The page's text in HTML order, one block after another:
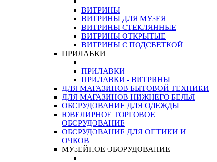
ВИТРИНЫ
ВИТРИНЫ ДЛЯ МУЗЕЯ
ВИТРИНЫ СТЕКЛЯННЫЕ
ВИТРИНЫ ОТКРЫТЫЕ
ВИТРИНЫ С ПОДСВЕТКОЙ
ПРИЛАВКИ
ПРИЛАВКИ
ПРИЛАВКИ - ВИТРИНЫ
ДЛЯ МАГАЗИНОВ БЫТОВОЙ ТЕХНИКИ
ДЛЯ МАГАЗИНОВ НИЖНЕГО БЕЛЬЯ
ОБОРУДОВАНИЕ ДЛЯ ОДЕЖДЫ
ЮВЕЛИРНОЕ ТОРГОВОЕ
ОБОРУДОВАНИЕ
ОБОРУДОВАНИЕ ДЛЯ ОПТИКИ И
ОЧКОВ
МУЗЕЙНОЕ ОБОРУДОВАНИЕ